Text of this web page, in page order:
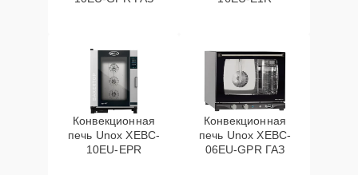
Конвекционная
печь Unox XEBC-
10EU-EPR
Конвекционная
печь Unox XEBC-
06EU-GPR ГАЗ